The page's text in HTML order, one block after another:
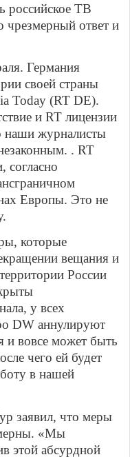
российское ТВ
чрезмерный ответ и
Германия
своей страны
Today (RT DE).
и RT лицензии
наши журналисты
. RT
согласно
Европы. Это не
которые
вещания и
России
у всех
DW аннулируют
и вовсе может быть
чего ей будет
в нашей
заявил, что меры
«Мы
этой абсурдной